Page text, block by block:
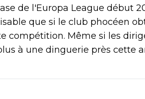
de l'Europa League début
que si le club phocéen
compétition. Même si les
à une dinguerie près cette